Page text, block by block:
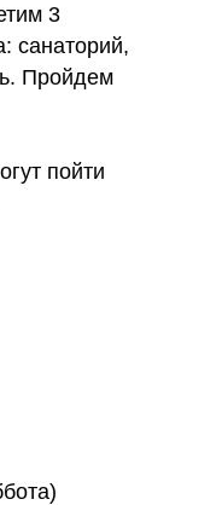
3
санаторий,
Пройдем
пойти